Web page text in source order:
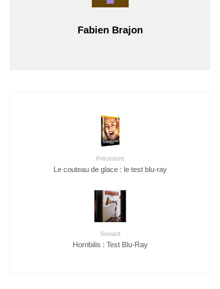
Fabien Brajon
Précédent
Le couteau de glace : le test blu-ray
Suivant
Horribilis : Test Blu-Ray